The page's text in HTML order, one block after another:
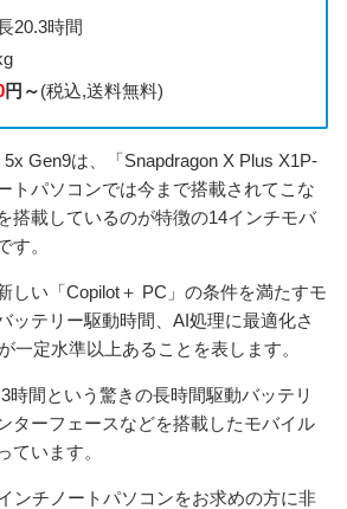
20.3時間
円～(税込,送料無料)
Gen9は、「Snapdragon X Plus X1P-
トパソコンでは今まで搭載されてこな
搭載しているのが特徴の14インチモバ
す。
しい「Copilot＋ PC」の条件を満たすモ
ッテリー駆動時間、AI処理に最適化さ
一定水準以上あることを表します。
時間という驚きの長時間駆動バッテリ
ターフェースなどを搭載したモバイル
ています。
ンチノートパソコンをお求めの方に非